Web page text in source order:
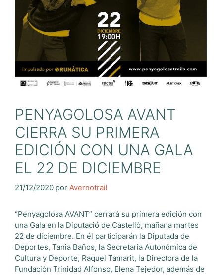
PENYAGOLOSA AVANT
CIERRA SU PRIMERA
EDICIÓN CON UNA GALA
EL 22 DE DICIEMBRE
21/12/2020 por Avernotrail
“Penyagolosa AVANT” cerrará su primera edición con
una Gala en la Diputació de Castelló, mañana martes
22 de diciembre. En él participarán la Diputada de
Deportes, Tania Baños, la Secretaria Autonómica de
Cultura y Deporte, Raquel Tamarit, la Directora de la
Fundación Trinidad Alfonso, Elena Tejedor, además de